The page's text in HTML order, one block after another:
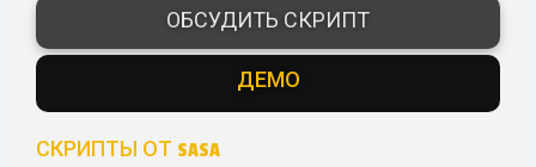
з
в
з
ОБСУДИТЬ СКРИПТ
ДЕМО
СКРИПТЫ ОТ SASA